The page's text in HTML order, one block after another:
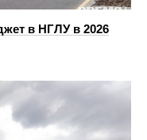
в НГЛУ в 2026